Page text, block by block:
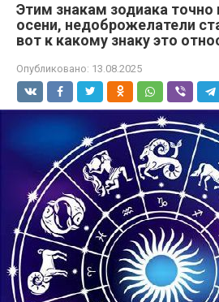
Этим знакам зодиака точно
осени, недоброжелатели
вот к какому знаку это
Опубликовано: 13.08.2025